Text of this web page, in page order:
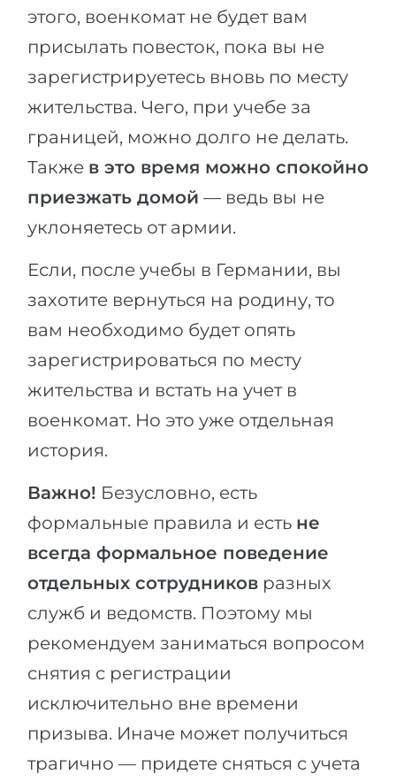
этого, военкомат не будет вам
присылать повесток, пока вы не
зарегистрируетесь вновь по месту
жительства. Чего, при учебе за
границей, можно долго не делать.
Также в это время можно спокойно
приезжать домой — ведь вы не
уклоняетесь от армии.
Если, после учебы в Германии, вы
захотите вернуться на родину, то
вам необходимо будет опять
зарегистрироваться по месту
жительства и встать на учет в
военкомат. Но это уже отдельная
история.
Важно! Безусловно, есть
формальные правила и есть не
всегда формальное поведение
отдельных сотрудников разных
служб и ведомств. Поэтому мы
рекомендуем заниматься вопросом
снятия с регистрации
исключительно вне времени
призыва. Иначе может получиться
трагично — придете сняться с учета